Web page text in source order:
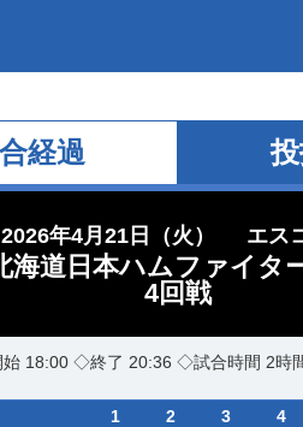
経過
2026年4月21日（火） エス
海道日本ハムファイ
4回戦
始 18:00 ◇終了 20:36 ◇試合時間 2時
1 2 3 4